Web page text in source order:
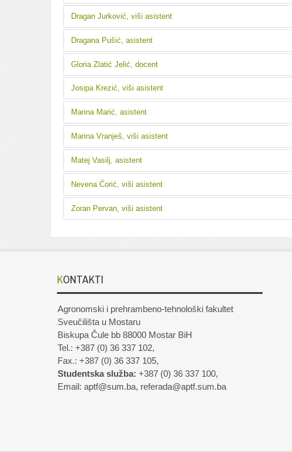
Dragan Jurković, viši asistent
Dragana Pušić, asistent
Gloria Zlatić Jelić, docent
Josipa Krezić, viši asistent
Marina Marić, asistent
Marina Vranješ, viši asistent
Matej Vasilj, asistent
Nevena Ćorić, viši asistent
Zoran Pervan, viši asistent
KONTAKTI
Agronomski i prehrambeno-tehnološki fakultet
Sveučilišta u Mostaru
Biskupa Čule bb 88000 Mostar BiH
Tel.: +387 (0) 36 337 102,
Fax.: +387 (0) 36 337 105,
Studentska služba: +387 (0) 36 337 100,
Email: aptf@sum.ba, referada@aptf.sum.ba